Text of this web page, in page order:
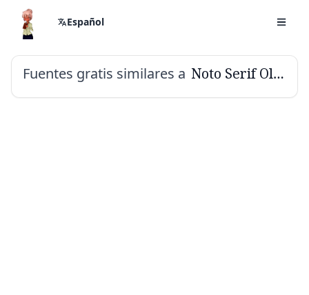
Español
Fuentes gratis similares a Noto Serif Old Uyghur